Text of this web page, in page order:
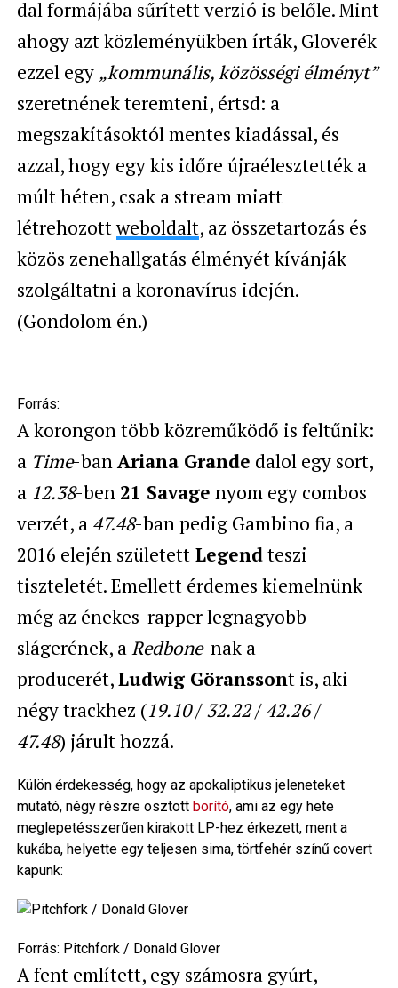
dal formájába sűrített verzió is belőle. Mint
ahogy azt közleményükben írták, Gloverék
ezzel egy „kommunális, közösségi élményt”
szeretnének teremteni, értsd: a
megszakításoktól mentes kiadással, és
azzal, hogy egy kis időre újraélesztették a
múlt héten, csak a stream miatt
létrehozottweboldalt, az összetartozás és
közös zenehallgatás élményét kívánják
szolgáltatni a koronavírus idején.
(Gondolom én.)
Forrás:
A korongon több közreműködő is feltűnik:
a Time-banAriana Grande dalol egy sort,
a 12.38-ben 21 Savage nyom egy combos
verzét, a 47.48-ban pedig Gambino fia, a
2016 elején születettLegendteszi
tiszteletét. Emellett érdemes kiemelnünk
még az énekes-rapper legnagyobb
slágerének, aRedbone-nak a
producerét,Ludwig Göranssont is, aki
négy trackhez (19.10/32.22/42.26/
47.48) járult hozzá.
Külön érdekesség, hogy az apokaliptikus jeleneteket
mutató, négy részre osztott borító, ami az egy hete
meglepetésszerűen kirakott LP-hez érkezett, ment a
kukába, helyette egy teljesen sima, törtfehér színű covert
kapunk:
Forrás: Pitchfork / Donald Glover
A fent említett, egy számosra gyúrt,